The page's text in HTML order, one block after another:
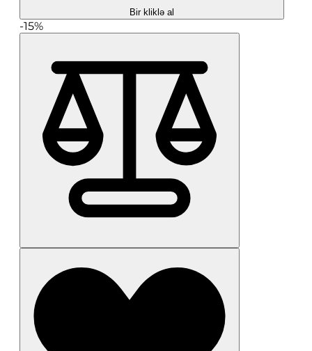
Bir kliklə al
-15%